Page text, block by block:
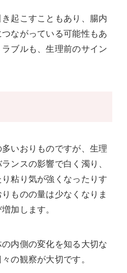
起こすこともあり、腸内
ながっている可能性もあ
ブルも、生理前のサイン
いおりものですが、生理
ンスの影響で白く濁り、
粘り気が強くなったりす
ものの量は少なくなりま
加します。
内側の変化を知る大切な
の観察が大切です。